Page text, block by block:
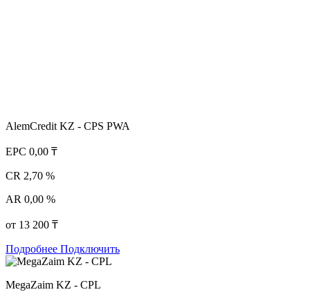
AlemCredit KZ - CPS PWA
EPC 0,00 ₸
CR 2,70 %
AR 0,00 %
от 13 200 ₸
Подробнее Подключить
MegaZaim KZ - CPL